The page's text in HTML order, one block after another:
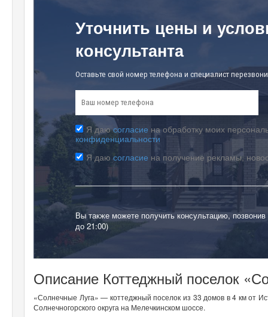
Уточнить цены и
консультанта
Оставьте свой номер телефона и специалист
Я даюсогласие на обработку моих
конфиденциальности
Я даю согласие на получение рекламы,
Вы также можете получить консультацию,
до 21:00)
Описание Коттеджный поселок
«Солнечные Луга» — коттеджный поселок из 33 домов в 4 км от
Солнечногорского округа на Мелечкинском шоссе.